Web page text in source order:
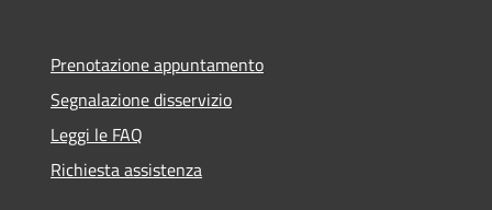
Prenotazione appuntamento
Segnalazione disservizio
Leggi le FAQ
Richiesta assistenza